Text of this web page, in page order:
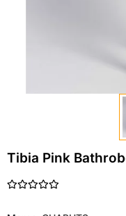
Tibia Pink